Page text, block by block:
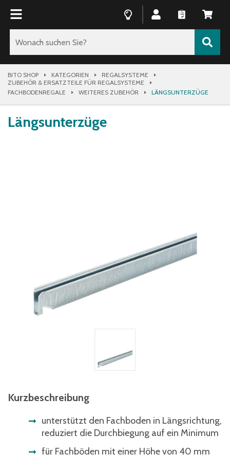
BITO SHOP KATEGORIEN
REGALSYSTEME
ZUBEHÖR & ERSATZTEILE FÜR REGALSYSTEME
FACHBODENREGALE
WEITERES ZUBEHÖR LÄNGSUNTERZÜGE
Längsunterzüge
Kurzbeschreibung
unterstützt den Fachboden in Längsrichtung,
reduziert die Durchbiegung auf ein Minimum
für Fachböden mit einer Höhe von 40 mm